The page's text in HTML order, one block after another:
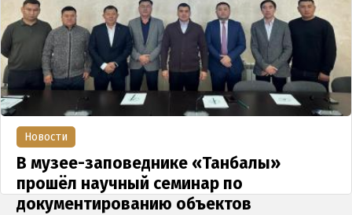
Новости
В музее-заповеднике «Танбалы»
прошёл научный семинар по
документированию объектов